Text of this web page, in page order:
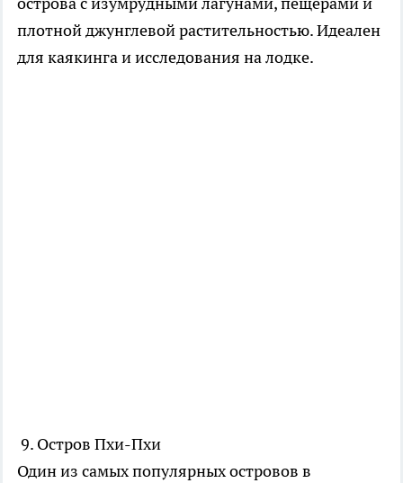
плотной джунглевой растительностью. Идеален
для каякинга и исследования на лодке.
9. Остров Пхи-Пхи
Один из самых популярных островов в